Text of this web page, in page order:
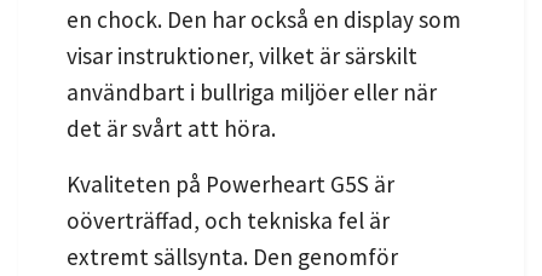
en chock. Den har också en display som
visar instruktioner, vilket är särskilt
användbart i bullriga miljöer eller när
det är svårt att höra.
Kvaliteten på Powerheart G5S är
oöverträffad, och tekniska fel är
extremt sällsynta. Den genomför